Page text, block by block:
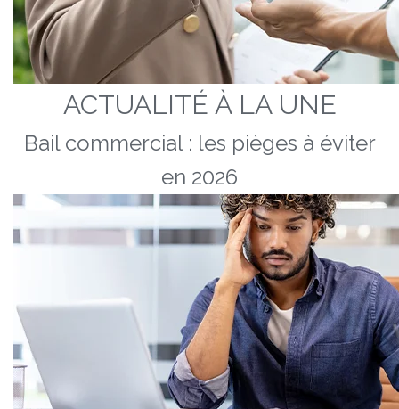
ACTUALITÉ À LA UNE
Bail commercial : les pièges à éviter
en 2026